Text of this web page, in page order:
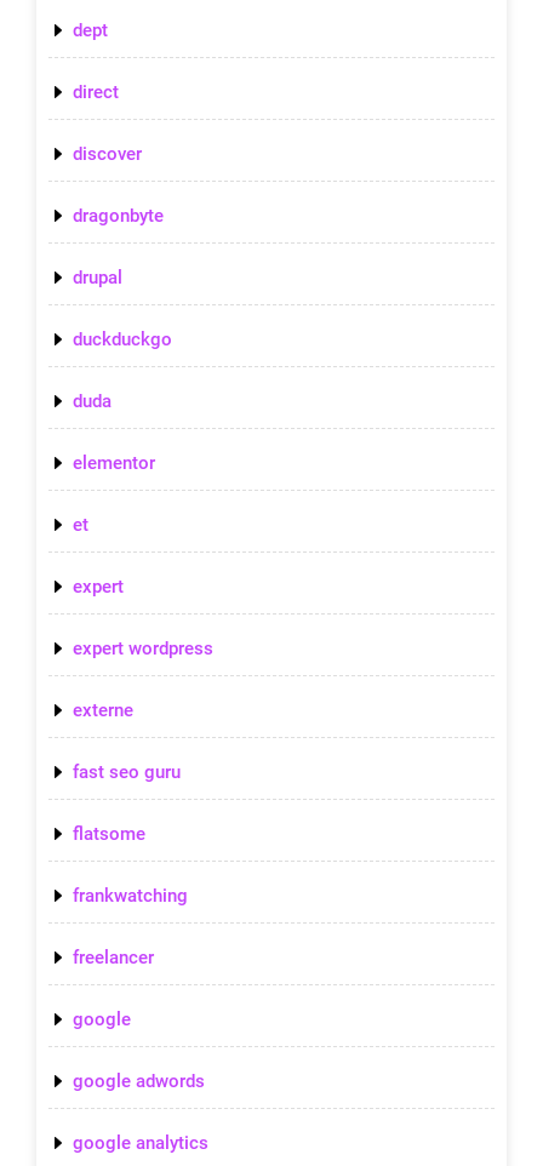
dept
direct
discover
dragonbyte
drupal
duckduckgo
duda
elementor
et
expert
expert wordpress
externe
fast seo guru
flatsome
frankwatching
freelancer
google
google adwords
google analytics